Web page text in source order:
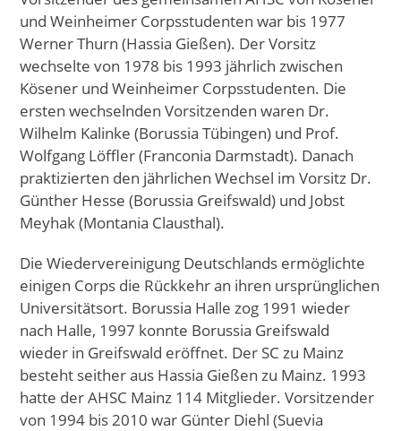
und Weinheimer Corpsstudenten war bis 1977
Werner Thurn (Hassia Gießen). Der Vorsitz
wechselte von 1978 bis 1993 jährlich zwischen
Kösener und Weinheimer Corpsstudenten. Die
ersten wechselnden Vorsitzenden waren Dr.
Wilhelm Kalinke (Borussia Tübingen) und Prof.
Wolfgang Löffler (Franconia Darmstadt). Danach
praktizierten den jährlichen Wechsel im Vorsitz Dr.
Günther Hesse (Borussia Greifswald) und Jobst
Meyhak (Montania Clausthal).
Die Wiedervereinigung Deutschlands ermöglichte
einigen Corps die Rückkehr an ihren ursprünglichen
Universitätsort. Borussia Halle zog 1991 wieder
nach Halle, 1997 konnte Borussia Greifswald
wieder in Greifswald eröffnet. Der SC zu Mainz
besteht seither aus Hassia Gießen zu Mainz. 1993
hatte der AHSC Mainz 114 Mitglieder. Vorsitzender
von 1994 bis 2010 war Günter Diehl (Suevia